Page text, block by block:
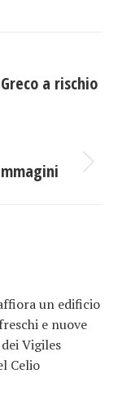
a rischio
un edificio
e nuove
Vigiles
Celio